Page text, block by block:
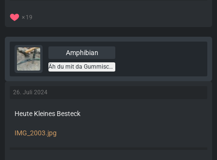
19
Amphibian
Äh du mit da Gummischuh
26. Juli 2024
Heute Kleines Besteck
IMG_2003.jpg